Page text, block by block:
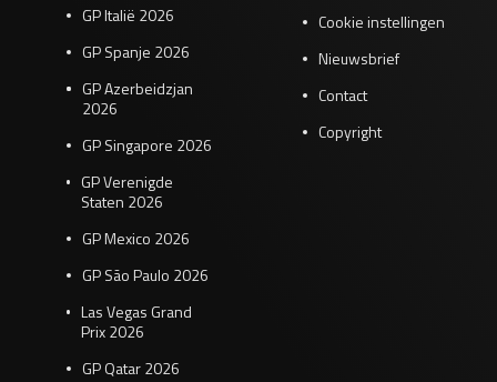
GP Italië 2026
GP Spanje 2026
GP Azerbeidzjan
2026
GP Singapore 2026
GP Verenigde
Staten 2026
GP Mexico 2026
GP São Paulo 2026
Las Vegas Grand
Prix 2026
GP Qatar 2026
Cookie instellingen
Nieuwsbrief
Contact
Copyright